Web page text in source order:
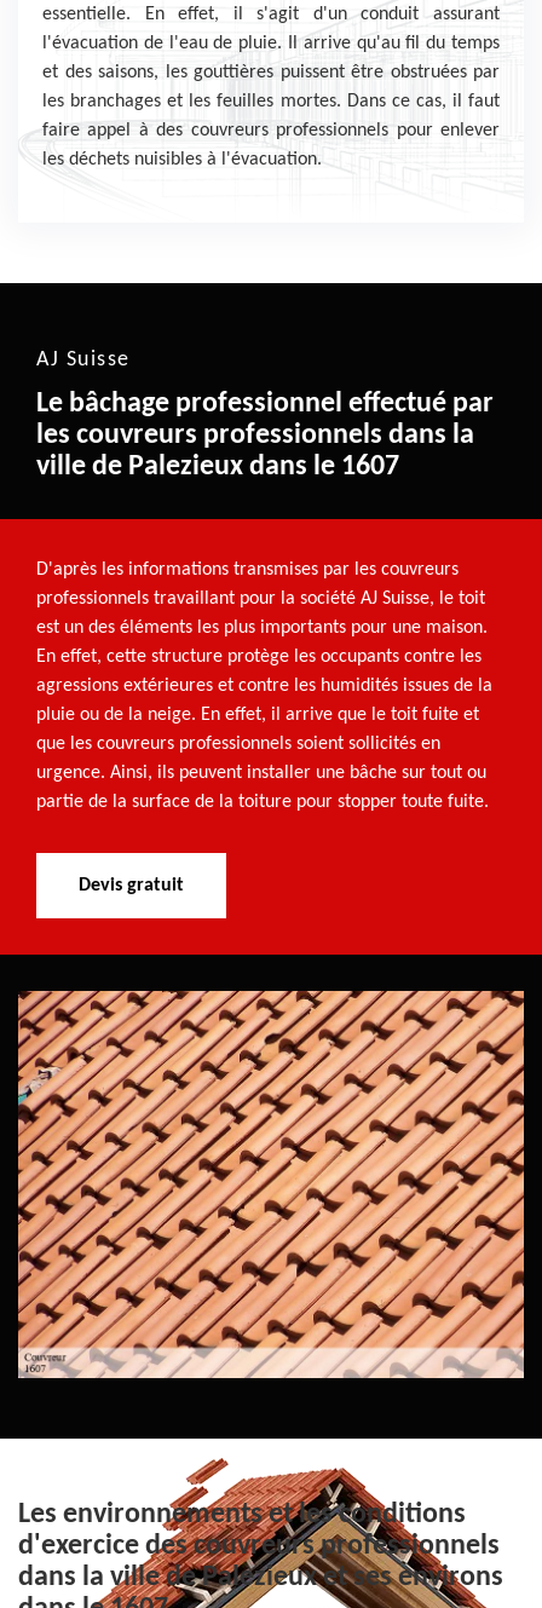
essentielle. En effet, il s'agit d'un conduit assurant
l'évacuation de l'eau de pluie. Il arrive qu'au fil du temps
et des saisons, les gouttières puissent être obstruées par
les branchages et les feuilles mortes. Dans ce cas, il faut
faire appel à des couvreurs professionnels pour enlever
les déchets nuisibles à l'évacuation.
AJ Suisse
Le bâchage professionnel effectué par
les couvreurs professionnels dans la
ville de Palezieux dans le 1607
D'après les informations transmises par les couvreurs
professionnels travaillant pour la société AJ Suisse, le toit
est un des éléments les plus importants pour une maison.
En effet, cette structure protège les occupants contre les
agressions extérieures et contre les humidités issues de la
pluie ou de la neige. En effet, il arrive que le toit fuite et
que les couvreurs professionnels soient sollicités en
urgence. Ainsi, ils peuvent installer une bâche sur tout ou
partie de la surface de la toiture pour stopper toute fuite.
Devis gratuit
Les environnements et les conditions
d'exercice des couvreurs professionnels
dans la ville de Palezieux et ses environs